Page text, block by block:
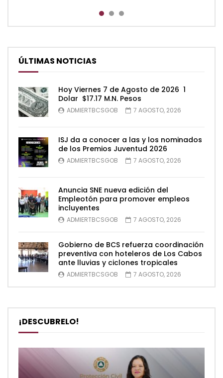
ÚLTIMAS NOTICIAS
Hoy Viernes 7 de Agosto de 2026 1
Dolar $17.17 M.N. Pesos
ADMIERTBCSGOB 7 AGOSTO, 2026
ISJ da a conocer a las y los nominados
de los Premios Juventud 2026
ADMIERTBCSGOB 7 AGOSTO, 2026
Anuncia SNE nueva edición del
Empleotón para promover empleos
incluyentes
ADMIERTBCSGOB 7 AGOSTO, 2026
Gobierno de BCS refuerza coordinación
preventiva con hoteleros de Los Cabos
ante lluvias y ciclones tropicales
ADMIERTBCSGOB 7 AGOSTO, 2026
¡DESCUBRELO!